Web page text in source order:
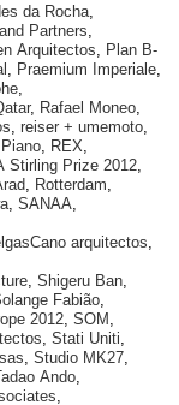
da Rocha,
Partners,
Arquitectos, Plan B-
, Praemium Imperiale,
,
, Rafael Moneo,
, reiser + umemoto,
, REX,
Stirling Prize 2012,
, Rotterdam,
, SANAA,
arquitectos,
, Shigeru Ban,
Fabião,
2012, SOM ,
, Stati Uniti,
, Studio MK27,
Ando,
,